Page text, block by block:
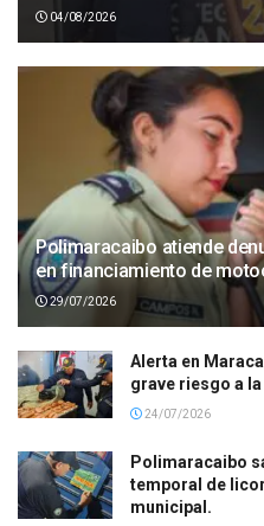
04/08/2026
Polimaracaibo atiende
en financiamiento de
29/07/2026
Alerta en
grave riesgo a
24/07/2026
Polimaracaibo
temporal de
municipal.